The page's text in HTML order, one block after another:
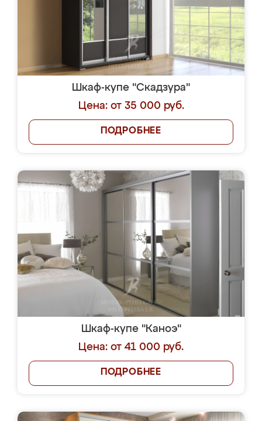
Шкаф-купе "Скадзура"
Цена: от 35 000 руб.
ПОДРОБНЕЕ
Шкаф-купе "Каноэ"
Цена: от 41 000 руб.
ПОДРОБНЕЕ